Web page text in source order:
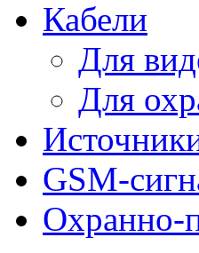
Кабели
Для
Для
GSM-
Охранно-